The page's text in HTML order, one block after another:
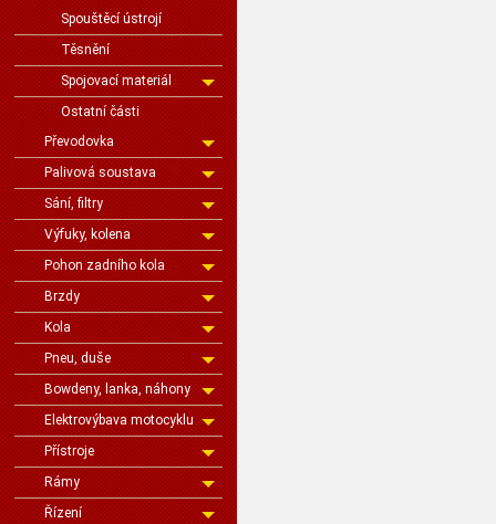
Spouštěcí ústrojí
Těsnění
Spojovací materiál
Ostatní části
Převodovka
Palivová soustava
Sání, filtry
Výfuky, kolena
Pohon zadního kola
Brzdy
Kola
Pneu, duše
Bowdeny, lanka, náhony
Elektrovýbava motocyklu
Přístroje
Rámy
Řízení